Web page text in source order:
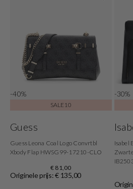
-40%
SALE10
Guess
Guess Leona Coal Logo Convrtbl
Xbody Flap HWSG99-17210-CLO
€ 81,00
Originele prijs: € 135,00
-30%
Isabel